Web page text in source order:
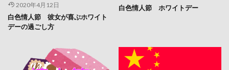
2020年4月12日
白色情人節 彼女が喜ぶホワイト
デーの過ごし方
白色情人節 ホワイトデー